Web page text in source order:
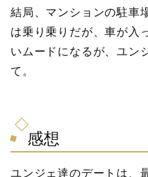
結局、マンションの駐車
は乗り乗りだが、車が入
いムードになるが、ユン
て。
感想
ユンジェ達のデートは、